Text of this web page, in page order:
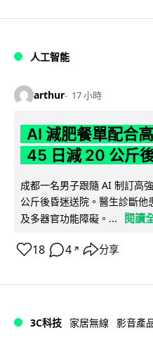
人工智能
arthur 17 小時
AI 減肥餐單配合
45 日減 20 公斤
成都一名男子跟隨 AI 制訂高
公斤後昏迷送院。醫生診斷
及多器官功能障礙。...
閱讀
18 4 ↗ 分享
3C科技 家居無線 影音產